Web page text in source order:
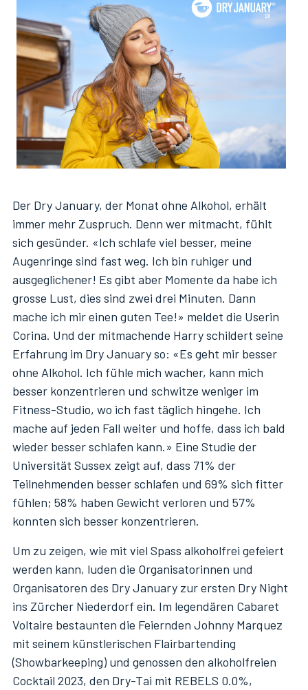
Der Dry January, der Monat ohne Alkohol, erhält
immer mehr Zuspruch. Denn wer mitmacht, fühlt
sich gesünder. «Ich schlafe viel besser, meine
Augenringe sind fast weg. Ich bin ruhiger und
ausgeglichener! Es gibt aber Momente da habe ich
grosse Lust, dies sind zwei drei Minuten. Dann
mache ich mir einen guten Tee!» meldet die Userin
Corina. Und der mitmachende Harry schildert seine
Erfahrung im Dry January so: «Es geht mir besser
ohne Alkohol. Ich fühle mich wacher, kann mich
besser konzentrieren und schwitze weniger im
Fitness-Studio, wo ich fast täglich hingehe. Ich
mache auf jeden Fall weiter und hoffe, dass ich bald
wieder besser schlafen kann.» Eine Studie der
Universität Sussex zeigt auf, dass 71% der
Teilnehmenden besser schlafen und 69% sich fitter
fühlen; 58% haben Gewicht verloren und 57%
konnten sich besser konzentrieren.
Um zu zeigen, wie mit viel Spass alkoholfrei gefeiert
werden kann, luden die Organisatorinnen und
Organisatoren des Dry January zur ersten Dry Night
ins Zürcher Niederdorf ein. Im legendären Cabaret
Voltaire bestaunten die Feiernden Johnny Marquez
mit seinem künstlerischen Flairbartending
(Showbarkeeping) und genossen den alkoholfreien
Cocktail 2023, den Dry-Tai mit REBELS 0.0%,